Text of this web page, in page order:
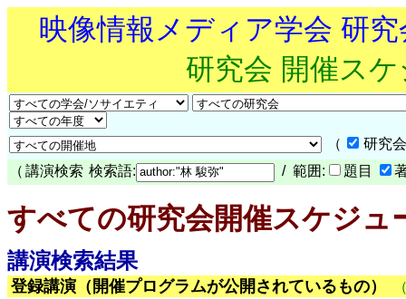
映像情報メディア学会 研
研究会 開催ス
（
研究
（ 講演検索 検索語: / 範囲: 題目
すべての研究会開催スケジュ
講演検索結果
登録講演（開催プログラムが公開されているもの）